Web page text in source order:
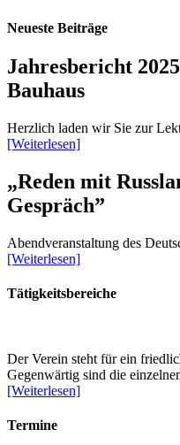
Neueste Beiträge
Jahresbericht
Bauhaus
Herzlich laden wir Sie zur
[Weiterlesen]
„Reden mit
Gespräch”
Abendveranstaltung des
[Weiterlesen]
Tätigkeitsbereiche
Der Verein steht für ein
Gegenwärtig sind die
[Weiterlesen]
Termine